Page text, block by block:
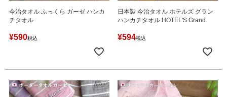
今治タオル ふっくら ガーゼ ハンカ
チタオル
¥590税込
日本製 今治タオル ホテルズ グラン
ハンカチタオル HOTEL'S Grand
¥594税込